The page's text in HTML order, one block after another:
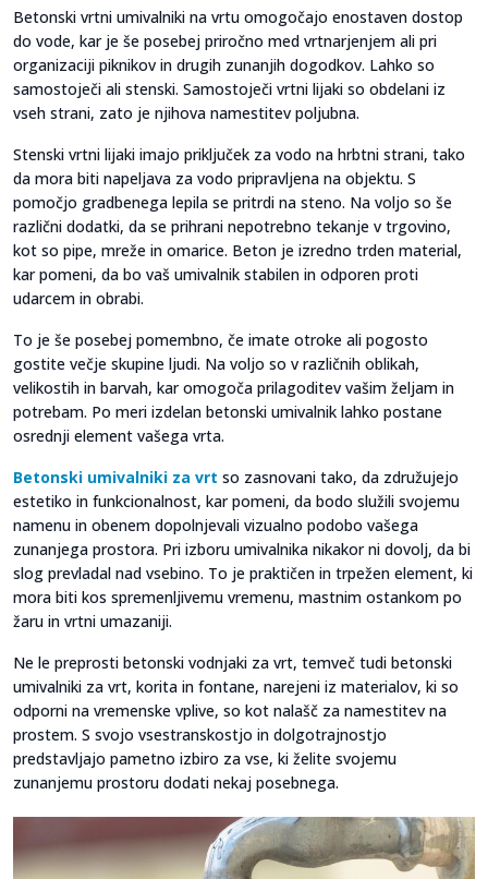
Betonski vrtni umivalniki na vrtu omogočajo enostaven dostop
do vode, kar je še posebej priročno med vrtnarjenjem ali pri
organizaciji piknikov in drugih zunanjih dogodkov. Lahko so
samostoječi ali stenski. Samostoječi vrtni lijaki so obdelani iz
vseh strani, zato je njihova namestitev poljubna.
Stenski vrtni lijaki imajo priključek za vodo na hrbtni strani, tako
da mora biti napeljava za vodo pripravljena na objektu. S
pomočjo gradbenega lepila se pritrdi na steno. Na voljo so še
različni dodatki, da se prihrani nepotrebno tekanje v trgovino,
kot so pipe, mreže in omarice. Beton je izredno trden material,
kar pomeni, da bo vaš umivalnik stabilen in odporen proti
udarcem in obrabi.
To je še posebej pomembno, če imate otroke ali pogosto
gostite večje skupine ljudi. Na voljo so v različnih oblikah,
velikostih in barvah, kar omogoča prilagoditev vašim željam in
potrebam. Po meri izdelan betonski umivalnik lahko postane
osrednji element vašega vrta.
Betonski umivalniki za vrt so zasnovani tako, da združujejo
estetiko in funkcionalnost, kar pomeni, da bodo služili svojemu
namenu in obenem dopolnjevali vizualno podobo vašega
zunanjega prostora. Pri izboru umivalnika nikakor ni dovolj, da bi
slog prevladal nad vsebino. To je praktičen in trpežen element, ki
mora biti kos spremenljivemu vremenu, mastnim ostankom po
žaru in vrtni umazaniji.
Ne le preprosti betonski vodnjaki za vrt, temveč tudi betonski
umivalniki za vrt, korita in fontane, narejeni iz materialov, ki so
odporni na vremenske vplive, so kot nalašč za namestitev na
prostem. S svojo vsestranskostjo in dolgotrajnostjo
predstavljajo pametno izbiro za vse, ki želite svojemu
zunanjemu prostoru dodati nekaj posebnega.